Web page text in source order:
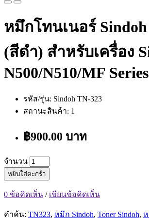
หมึกโทนเนอร์ Sindoh
(สีดำ) สำหรับเครื่อง
N500/N510/MF Series
รหัส/รุ่น: Sindoh TN-323
สถานะสินค้า: 1
฿900.00 บาท
จำนวน
หยิบใส่ตะกร้า
0 ข้อคิดเห็น / เขียนข้อคิดเห็น
คำค้น: TN323, หมึก Sindoh, Toner Sindoh, ห